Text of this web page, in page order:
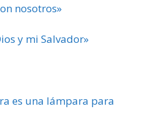
nosotros»
y mi Salvador»
es una lámpara para